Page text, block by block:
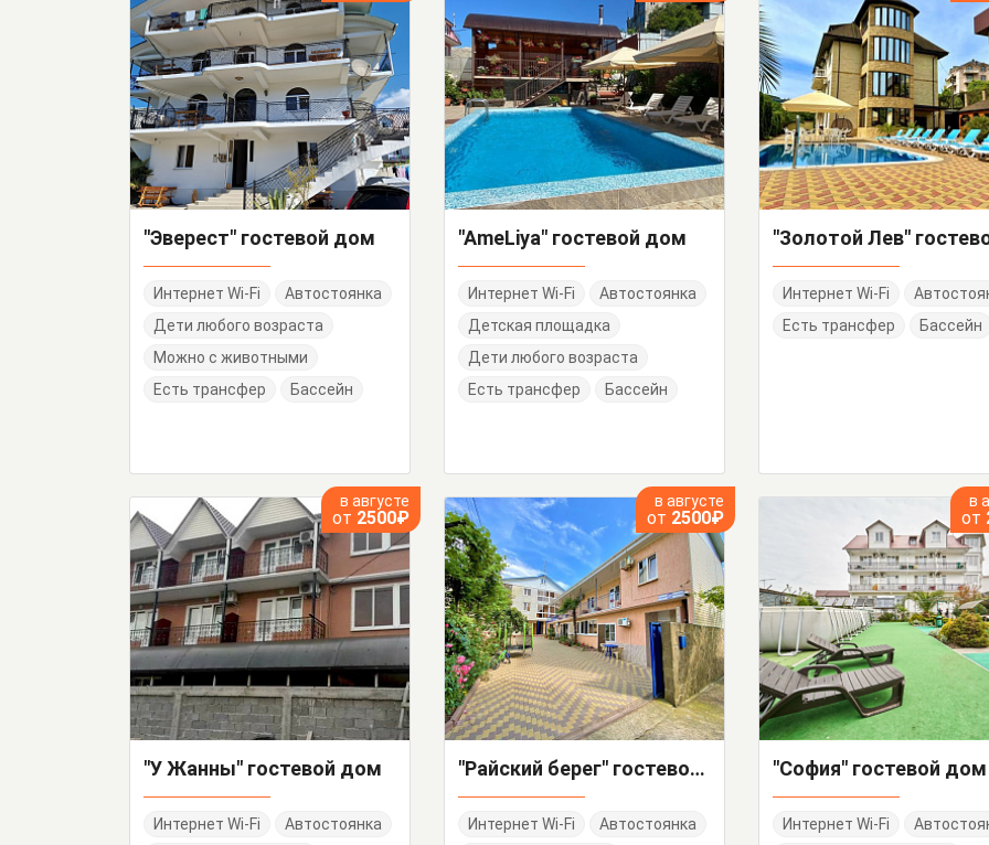
"Эверест" гостевой дом
Интернет Wi-Fi
Автостоянка
Дети любого возраста
Можно с животными
Есть трансфер
Бассейн
"AmeLiya" гостевой дом
Интернет Wi-Fi
Автостоянка
Детская площадка
Дети любого возраста
Есть трансфер
Бассейн
Интернет Wi-Fi
Есть трансфер
Бассейн
в августе
от 2500₽
"У Жанны" гостевой дом
Интернет Wi-Fi
Автостоянка
в августе
от 2500₽
"Райский берег" гостевой дом
Интернет Wi-Fi
Автостоянка
в
от
"София" гостевой дом
Интернет Wi-Fi